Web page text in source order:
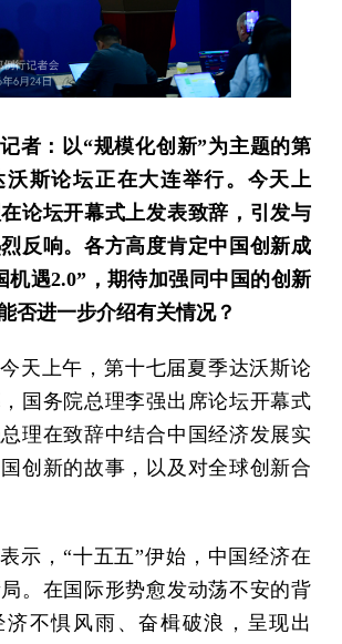
者：以“规模化创新”为主题的第
沃斯论坛正在大连举行。今天上
论坛开幕式上发表致辞，引发与
反响。各方高度肯定中国创新成
机遇2.0”，期待加强同中国的创新
否进一步介绍有关情况？
天上午，第十七届夏季达沃斯论
国务院总理李强出席论坛开幕式
理在致辞中结合中国经济发展实
创新的故事，以及对全球创新合
示，“十五五”伊始，中国经济在
。在国际形势愈发动荡不安的背
济不惧风雨、奋楫破浪，呈现出